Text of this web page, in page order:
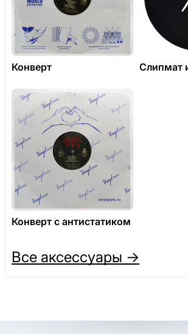
Конверт Слипмат
Конверт с антистатиком
Все аксессуары →